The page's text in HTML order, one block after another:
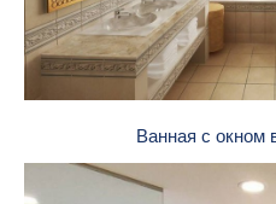
Ванная с окном